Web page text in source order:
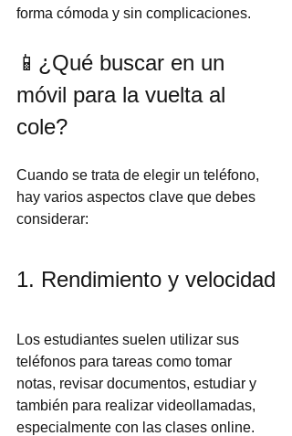
forma cómoda y sin complicaciones.
📱¿Qué buscar en un
móvil para la vuelta al
cole?
Cuando se trata de elegir un teléfono,
hay varios aspectos clave que debes
considerar:
1. Rendimiento y velocidad
Los estudiantes suelen utilizar sus
teléfonos para tareas como tomar
notas, revisar documentos, estudiar y
también para realizar videollamadas,
especialmente con las clases online.